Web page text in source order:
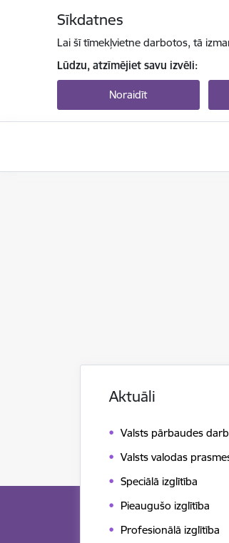
Sīkdatnes
Lai šī tīmekļvietne darbotos, tā
Lūdzu, atzīmējiet savu izvēli:
Noraidīt
Aktuāli
Valsts pārbaudes
Valsts valodas
Speciālā izglītība
Pieaugušo izglītība
Profesionālā izglītība